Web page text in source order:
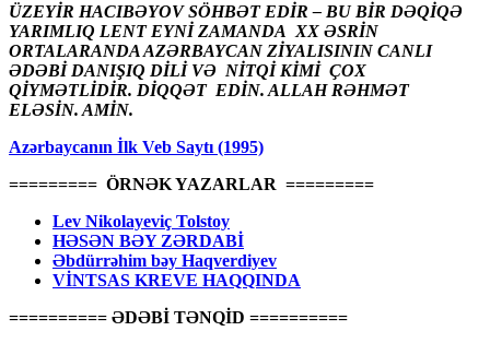
ÜZEYİR HACIBƏYOV SÖHBƏT EDİR – BU BİR DƏQİQƏ
YARIMLIQ LENT EYNİ ZAMANDA XX ƏSRİN
ORTALARANDA AZƏRBAYCAN ZİYALISININ CANLI
ƏDƏBİ DANIŞIQ DİLİ VƏ NİTQİ KİMİ ÇOX
QİYMƏTLİDİR. DİQQƏT EDİN. ALLAH RƏHMƏT
ELƏSİN. AMİN.
Azərbaycanın İlk Veb Saytı (1995)
========= ÖRNƏK YAZARLAR =========
Lev Nikolayeviç Tolstoy
HƏSƏN BƏY ZƏRDABİ
Əbdürrəhim bəy Haqverdiyev
VİNTSAS KREVE HAQQINDA
========== ƏDƏBİ TƏNQİD ==========